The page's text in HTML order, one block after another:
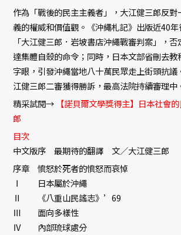
作為「戰後的民主主義者」，大江健三郎反
義的權威和價值觀。《沖繩札記》出版近40
「大江健三郎．岩坡書店沖繩戰審判案」，
達集體自殺的命令；同時，日本文部省刪去
字眼，引發沖繩當地八十萬民眾走上街頭抗
江健三郎二審獲得勝訴，最高法院持續審理中
精采試閱→ 【諾貝爾文學獎得主】日本社會
郎
目次
中文版序 最期待的翻譯 文／大江健三郎
序章 憤怒於死者的憤怒而哀悼
Ⅰ 日本屬於沖繩
Ⅱ 《八重山民謠志》’69
Ⅲ 面向多樣性
Ⅳ 內部琉球處分